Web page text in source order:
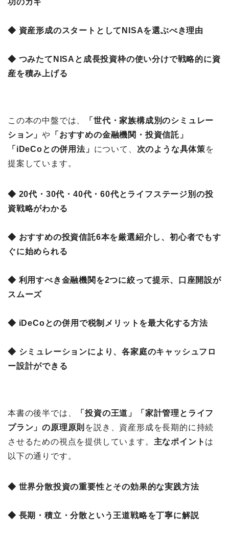
◆ 資産形成のスタートとしてNISAを選ぶべき理由
◆ つみたてNISAと成長投資枠の使い分けで戦略的に資
産を積み上げる
この本の中盤では、
「世代・家族構成別のシミュレー
ション」や 「おすすめの金融機関・投資信託」
「iDeCoとの併用法」 について、 次のような具体策を
提案しています。
◆ 20代・30代・40代・60代とライフステージ別の投
資戦略がわかる
◆ おすすめの投資信託6本を厳選紹介し、初心者でもす
ぐに始められる
◆ 利用すべき金融機関を2つに絞って提示、口座開設が
スムーズ
◆ iDeCoとの併用で税制メリットを最大化する方法
◆ シミュレーションにより、各家庭のキャッシュフロ
ー設計ができる
本書の後半では、
「投資の王道」「家計管理とライフ
プラン」の原理原則 を説き、資産形成を長期的に持続
させるための視点を提供しています。 主なポイント は
以下の通りです。
◆ 世界分散投資の重要性とその効果的な実践方法
◆ 長期・積立・分散という王道戦略を丁寧に解説